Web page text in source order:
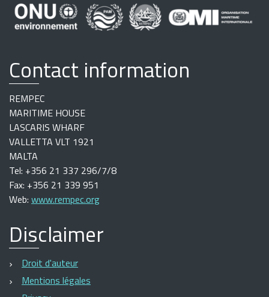
Contact information
REMPEC
MARITIME HOUSE
LASCARIS WHARF
VALLETTA VLT 1921
MALTA
Tel: +356 21 337 296/7/8
Fax: +356 21 339 951
Web: www.rempec.org
Disclaimer
Droit d'auteur
Mentions légales